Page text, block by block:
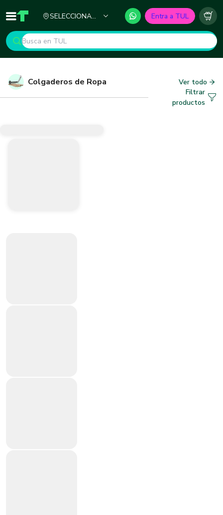
Inicio TUL - Tu Marketplace de Construcción
SELECCIONA
Entra a TUL
Colgaderos de Ropa
Ver todo
Filtrar
productos